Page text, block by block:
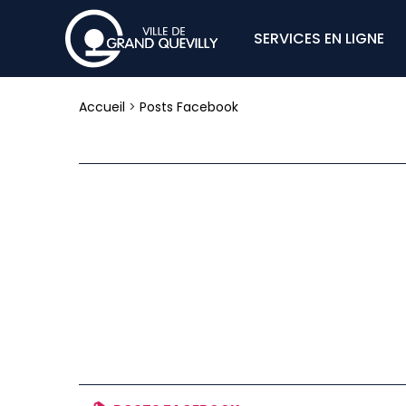
SERVICES EN LIGNE
Accueil > Posts Facebook